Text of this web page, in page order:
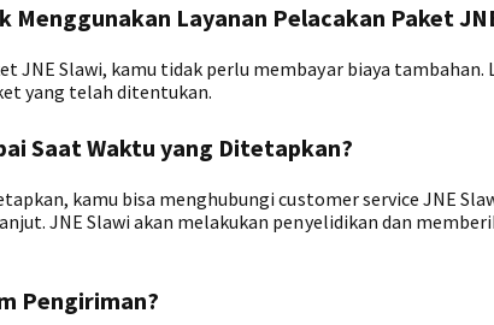
Menggunakan Layanan Pelacakan Paket
JNE Slawi, kamu tidak perlu membayar biaya tambahan.
yang telah ditentukan.
Saat Waktu yang Ditetapkan?
kamu bisa menghubungi customer service JNE
JNE Slawi akan melakukan penyelidikan dan
Pengiriman?